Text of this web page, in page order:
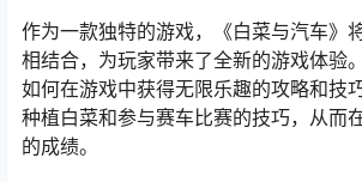
作为一款独特的游戏，《白菜与汽车》
相结合，为玩家带来了全新的游戏体验
如何在游戏中获得无限乐趣的攻略和技
种植白菜和参与赛车比赛的技巧，从而
的成绩。